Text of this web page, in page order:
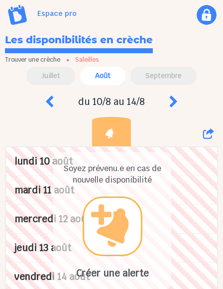
Espace pro
Les disponibilités en crèche
Trouver une crèche » Saleilles
Juillet Août Septembre
du 10/8 au 14/8
Soyez prévenu.e en cas de
nouvelle disponibilité
Créer une alerte
lundi 10 août
mardi 11 août
mercredi 12 août
jeudi 13 août
vendredi 14 août